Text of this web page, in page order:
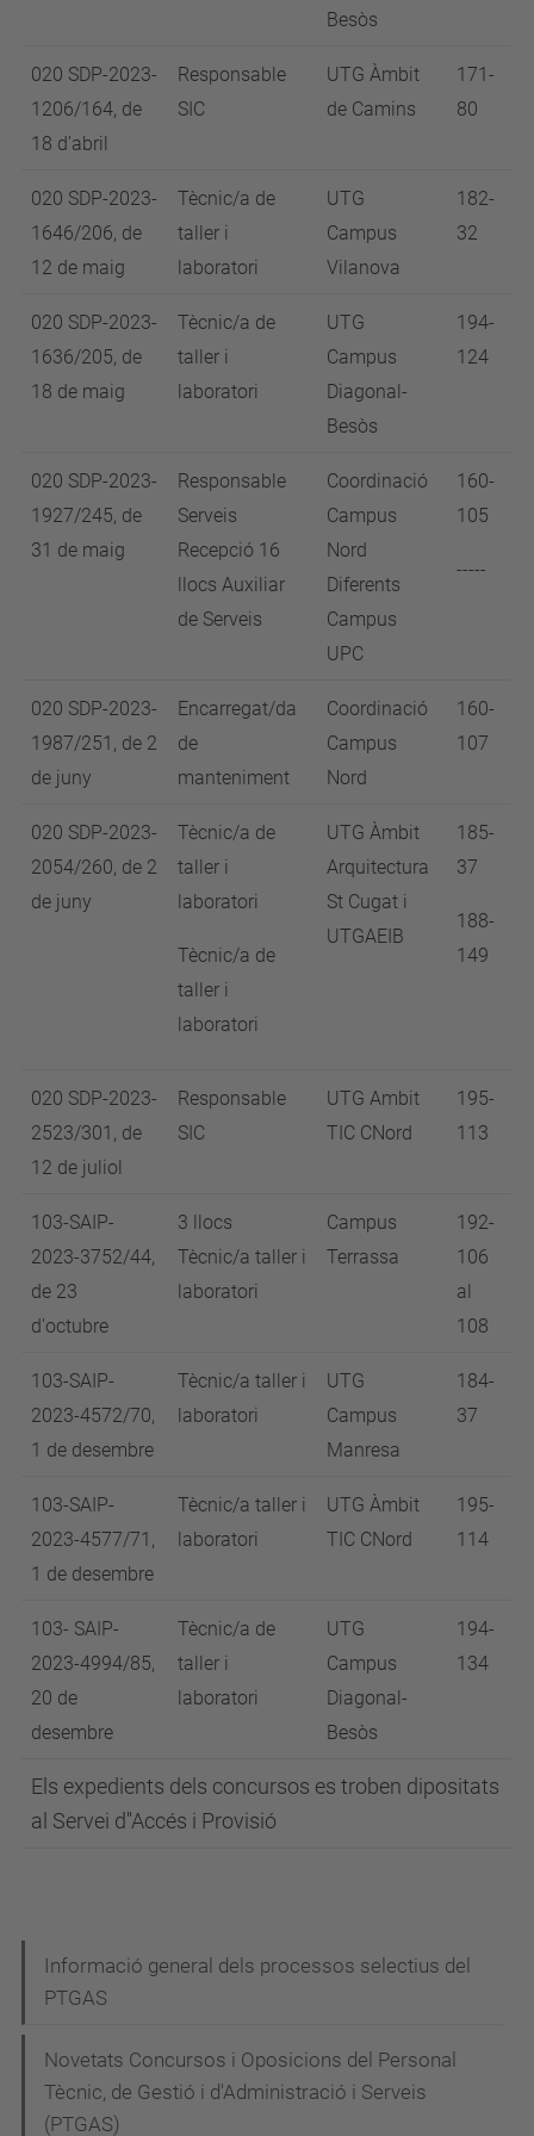
Els expedients dels concursos es troben dipositats
al Servei d''Accés i Provisió
Besòs
020 SDP-2023-
1206/164, de
18 d'abril
Responsable
SIC
UTG Àmbit
de Camins
171-
80
020 SDP-2023-
1646/206, de
12 de maig
Tècnic/a de
taller i
laboratori
UTG
Campus
Vilanova
182-
32
020 SDP-2023-
1636/205, de
18 de maig
Tècnic/a de
taller i
laboratori
UTG
Campus
Diagonal-
Besòs
194-
124
020 SDP-2023-
1927/245, de
31 de maig
Responsable
Serveis
Recepció 16
llocs Auxiliar
de Serveis
Coordinació
Campus
Nord
Diferents
Campus
UPC
160-
105
-----
020 SDP-2023-
1987/251, de 2
de juny
Encarregat/da
de
manteniment
Coordinació
Campus
Nord
160-
107
020 SDP-2023-
2054/260, de 2
de juny
Tècnic/a de
taller i
laboratori
Tècnic/a de
taller i
laboratori
UTG Àmbit
Arquitectura
St Cugat i
UTGAEIB
185-
37
188-
149
020 SDP-2023-
2523/301, de
12 de juliol
Responsable
SIC
UTG Ambit
TIC CNord
195-
113
103-SAIP-
2023-3752/44,
de 23
d'octubre
3 llocs
Tècnic/a taller i
laboratori
Campus
Terrassa
192-
106
al
108
103-SAIP-
2023-4572/70,
1 de desembre
Tècnic/a taller i
laboratori
UTG
Campus
Manresa
184-
37
103-SAIP-
2023-4577/71,
1 de desembre
Tècnic/a taller i
laboratori
UTG Àmbit
TIC CNord
195-
114
103- SAIP-
2023-4994/85,
20 de
desembre
Tècnic/a de
taller i
laboratori
UTG
Campus
Diagonal-
Besòs
194-
134
Informació general dels processos selectius del
PTGAS
Novetats Concursos i Oposicions del Personal
Tècnic, de Gestió i d'Administració i Serveis
(PTGAS)